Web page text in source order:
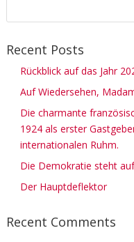
Recent Posts
Rückblick auf das Jahr
Auf Wiedersehen,
Die charmante
1924 als erster
internationalen Ruhm.
Die Demokratie steht
Der Hauptdeflektor
Recent Comments